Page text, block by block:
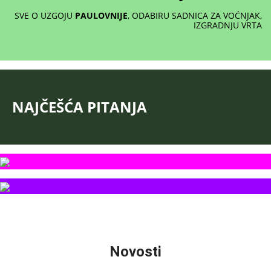
SVE O UZGOJU PAULOVNIJE, ODABIRU SADNICA ZA VOĆNJAK,
IZGRADNJU VRTA
NAJČEŠĆA PITANJA
RUŽE
Novosti